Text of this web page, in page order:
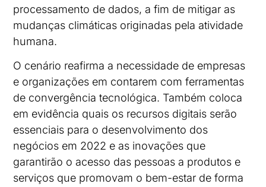
processamento de dados, a fim de mitigar as
mudanças climáticas originadas pela atividade
humana.
O cenário reafirma a necessidade de empresas
e organizações em contarem com ferramentas
de convergência tecnológica. Também coloca
em evidência quais os recursos digitais serão
essenciais para o desenvolvimento dos
negócios em 2022 e as inovações que
garantirão o acesso das pessoas a produtos e
serviços que promovam o bem-estar de forma